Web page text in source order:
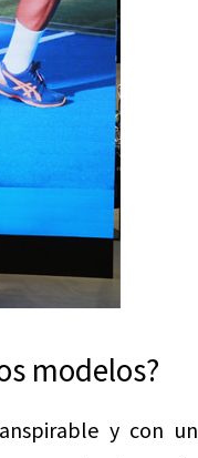
modelos?
y con un